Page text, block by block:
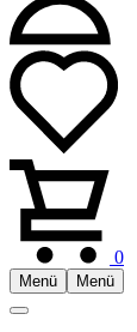
0
Menü Menü